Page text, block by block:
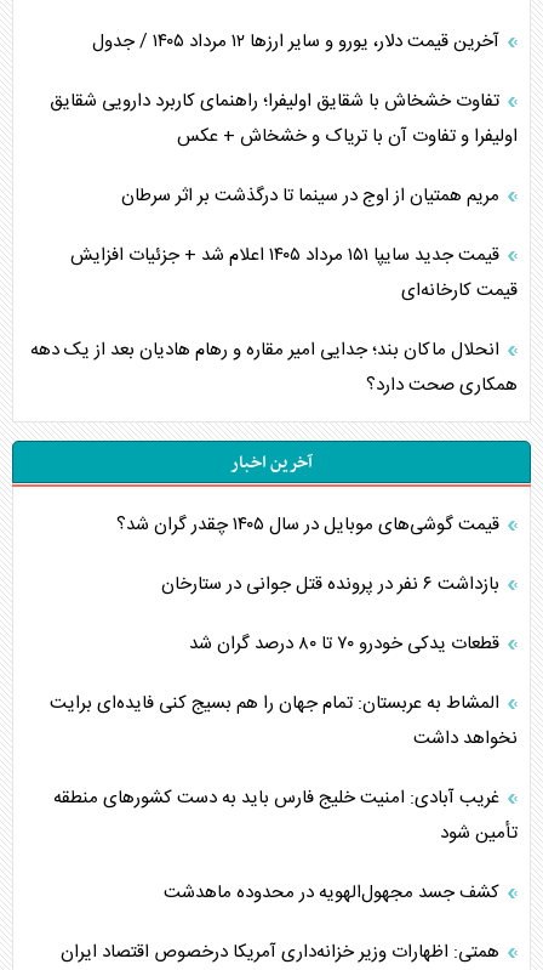
آخرین قیمت دلار، یورو و سایر ارز‌ها ۱۲ مرداد ۱۴۰۵ / جدول
تفاوت خشخاش با شقایق اولیفرا؛ راهنمای کاربرد دارویی شقایق
اولیفرا و تفاوت آن با تریاک و خشخاش + عکس
مریم همتیان از اوج در سینما تا درگذشت بر اثر سرطان
قیمت جدید سایپا ۱۵۱ مرداد ۱۴۰۵ اعلام شد + جزئیات افزایش
قیمت کارخانه‌ای
انحلال ماکان بند؛ جدایی امیر مقاره و رهام هادیان بعد از یک دهه
همکاری صحت دارد؟
آخرین اخبار
قیمت گوشی‌های موبایل در سال ۱۴۰۵ چقدر گران شد؟
بازداشت ۶ نفر در پرونده قتل جوانی در ستارخان
قطعات یدکی خودرو ۷۰ تا ۸۰ درصد گران شد
المشاط به عربستان: تمام جهان را هم بسیج کنی فایده‌ای برایت
نخواهد داشت
غریب آبادی: امنیت خلیج فارس باید به دست کشورهای منطقه
تأمین شود
کشف جسد مجهول‌الهویه در محدوده ماهدشت
همتی: اظهارات وزیر خزانه‌داری آمریکا درخصوص اقتصاد ایران